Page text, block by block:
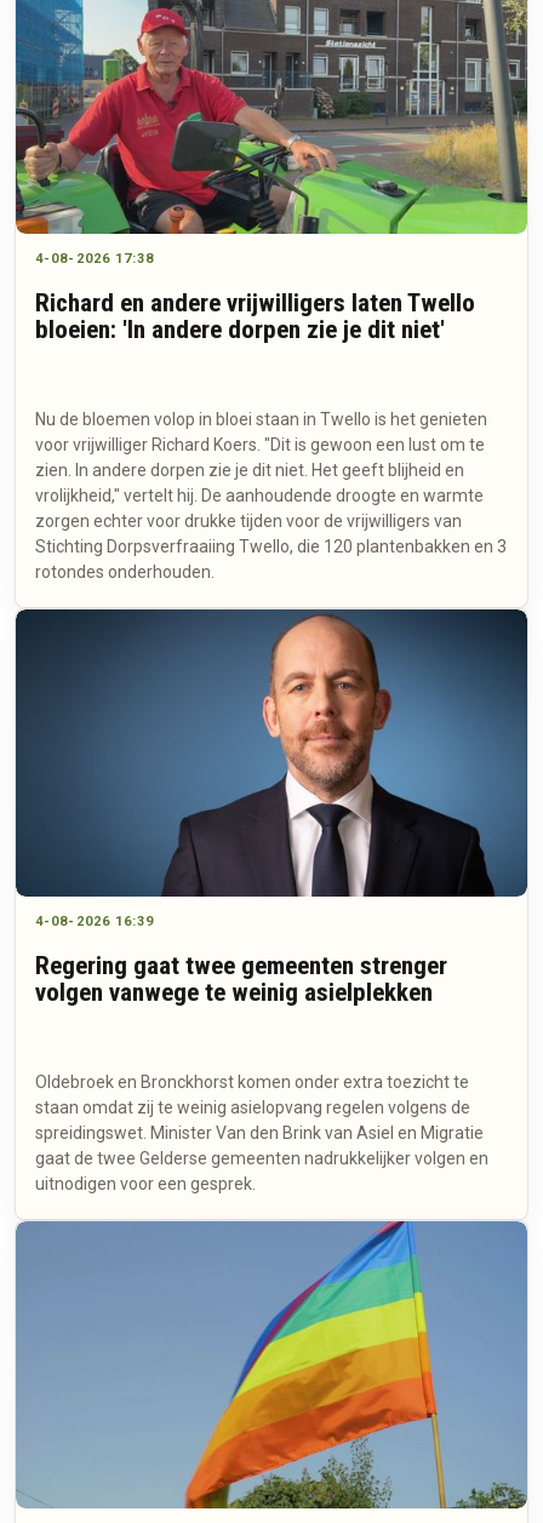
4-08-2026 17:38
Richard en andere vrijwilligers laten Twello
bloeien: 'In andere dorpen zie je dit niet'
Nu de bloemen volop in bloei staan in Twello is het genieten
voor vrijwilliger Richard Koers. "Dit is gewoon een lust om te
zien. In andere dorpen zie je dit niet. Het geeft blijheid en
vrolijkheid," vertelt hij. De aanhoudende droogte en warmte
zorgen echter voor drukke tijden voor de vrijwilligers van
Stichting Dorpsverfraaiing Twello, die 120 plantenbakken en 3
rotondes onderhouden.
4-08-2026 16:39
Regering gaat twee gemeenten strenger
volgen vanwege te weinig asielplekken
Oldebroek en Bronckhorst komen onder extra toezicht te
staan omdat zij te weinig asielopvang regelen volgens de
spreidingswet. Minister Van den Brink van Asiel en Migratie
gaat de twee Gelderse gemeenten nadrukkelijker volgen en
uitnodigen voor een gesprek.